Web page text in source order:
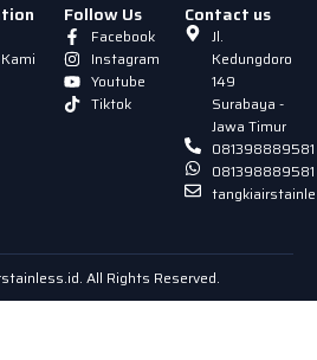
Follow Us
Facebook
Instagram
Youtube
Tiktok
Contact us
Jl.
Kedungdoro
149
Surabaya -
Jawa Timur
081398889581
081398889581
All Rights Reserved.